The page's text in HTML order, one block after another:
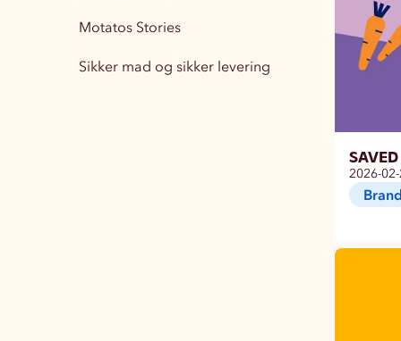
Boligindretning
Træningstøj Herre
Motatos Stories
Sikker mad og sikker levering
2026-